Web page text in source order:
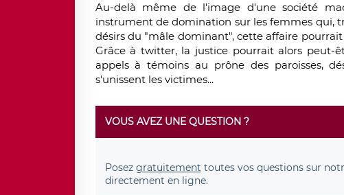
Au-delà même de l'image d'une société
instrument de domination sur les femmes qui,
désirs du "mâle dominant", cette affaire
Grâce à twitter, la justice pourrait alors peut-
appels à témoins au prône des paroisses,
s'unissent les victimes...
VOUS AVEZ UNE QUESTION ?
Posez gratuitement toutes vos questions sur
directement en ligne.